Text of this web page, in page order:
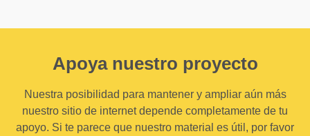
Apoya nuestro proyecto
Nuestra posibilidad para mantener y ampliar aún más
nuestro sitio de internet depende completamente de tu
apoyo. Si te parece que nuestro material es útil, por favor